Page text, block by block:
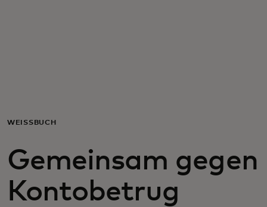
Neuigkeiten und Trends
WEISSBUCH
Gemeinsam gegen
Kontobetrug